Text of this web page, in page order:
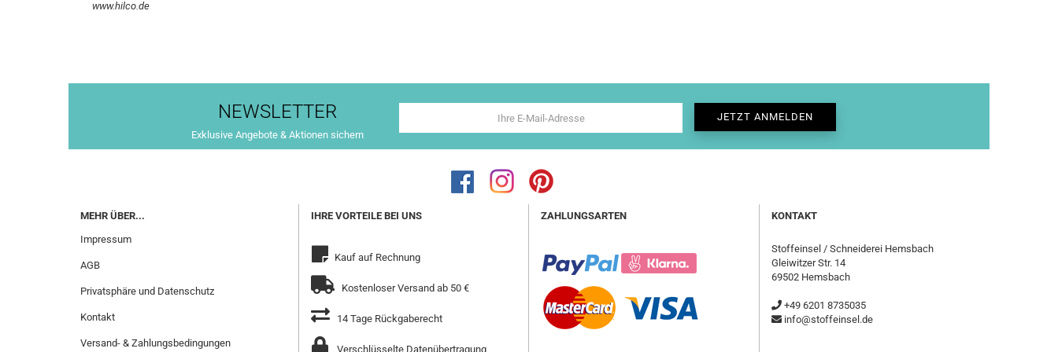
www.hilco.de
NEWSLETTER
Exklusive Angebote & Aktionen sichern
MEHR ÜBER...
Impressum
AGB
Privatsphäre und Datenschutz
Kontakt
Versand- & Zahlungsbedingungen
IHRE VORTEILE BEI UNS
Kauf auf Rechnung
Kostenloser Versand ab 50 €
14 Tage Rückgaberecht
Verschlüsselte Datenübertragung
ZAHLUNGSARTEN KONTAKT
Stoffeinsel / Schneiderei Hemsbach
Gleiwitzer Str. 14
69502 Hemsbach
+49 6201 8735035
info@stoffeinsel.de